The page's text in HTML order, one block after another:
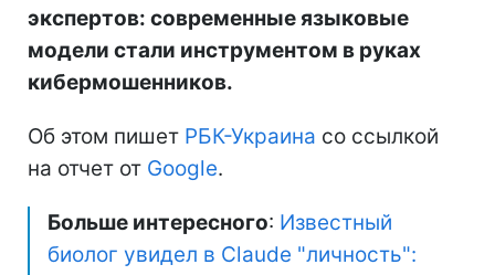
экспертов: современные языковые
модели стали инструментом в руках
кибермошенников.
Об этом пишет РБК-Украина со ссылкой
на отчет от Google.
Больше интересного: Известный
биолог увидел в Claude "личность":